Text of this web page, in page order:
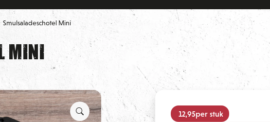
Smulsaladeschotel Mini
Mini
12,95per stuk